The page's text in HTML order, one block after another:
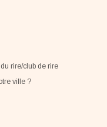
rire/club de rire
ville ?